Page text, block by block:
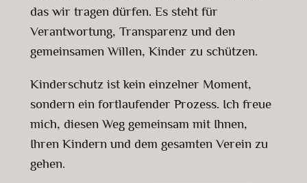
das wir tragen dürfen. Es steht für
Verantwortung, Transparenz und den
gemeinsamen Willen, Kinder zu schützen.
Kinderschutz ist kein einzelner Moment,
sondern ein fortlaufender Prozess. Ich freue
mich, diesen Weg gemeinsam mit Ihnen,
Ihren Kindern und dem gesamten Verein zu
gehen.